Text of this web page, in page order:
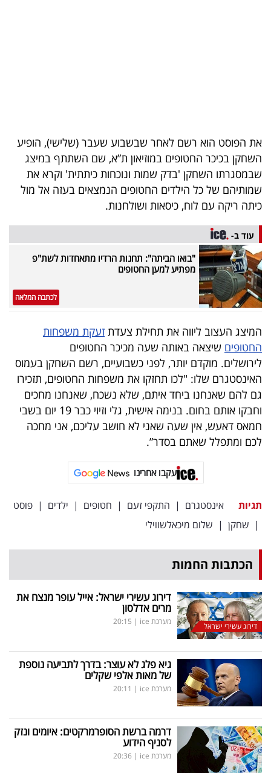
הכלכלי
פודקאסט
40
UNDER
40
שיתופי
פעולה
דרושים
ניוזלטרים
מייל
פרסמו
באייס
עקבו
אחרינו:
את הפוסט הוא רשם לאחר שבשבוע שעבר (שלישי), הופיע
השחקן בכיכר החטופים במוזיאון ת”א, שם השתתף במיצג
שבמסגרתו השחקן 'בדק שמות ונוכחות כיתתית' וקרא את
שמותיהם של כל הילדים החטופים הנמצאים בעזה אל מול
כיתה ריקה עם לוח, כיסאות ושולחנות.
עוד ב-
"בואו הביתה": תחנות הרדיו מתאחדות לשת"פ
מפתיע למען החטופים
לכתבה המלאה
המיצג העצוב ליווה את תחילת צעדת זעקת משפחות
החטופים שיצאה באותה שעה מכיכר החטופים
לירושלים. מוקדם יותר, לפני כשבועיים, רשם השחקן בעמוס
האינסטגרם שלו: "לכו תחזקו את משפחות החטופים, תזכירו
גם להם שאנחנו ביחד איתם, שלא נשכח, שאנחנו מחכים
וחבקו אותם בחום. בנימה אישית, גלי וזיוי כבר 19 יום בשבי
חמאס דאעש, אין שעה שאני לא חושב עליכם, אני מחכה
לכם ומתפלל שאתם בסדר”.
עקבו אחרינו
תגיות אינסטגרם | התקפי זעם | חטופים | ילדים | פוסט
| שחקן | שלום מיכאלשווילי
הכתבות החמות
דירוג עשירי ישראל
דירוג עשירי ישראל: אייל עופר מנצח את
מרים אדלסון
מערכת ice |
20:15
גיא פלג לא עוצר: בדרך לתביעה נוספת
של מאות אלפי שקלים
מערכת ice |
20:11
דרמה ברשת הסופרמרקטים: איומים ונזק
לסניף הידוע
מערכת ice |
20:36